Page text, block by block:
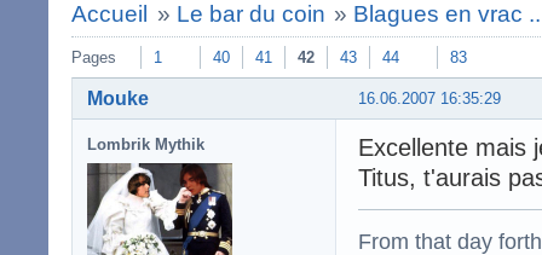
Accueil » Le bar du coin » Blagues en vrac
Pages 1 40 41 42 43 44 83
16.06.2007 16:35:29
Mouke
Lombrik Mythik
Excellente mais
Titus, t'aurais
From that day